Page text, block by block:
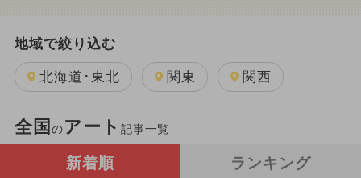
地域で絞り込む
北海道･東北 関東 関西
全国 のアート 記事一覧
新着順 ランキング